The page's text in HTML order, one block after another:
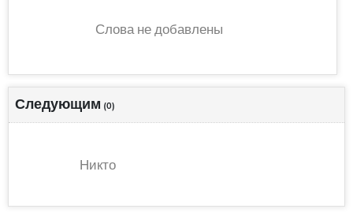
Слова не добавлены
Следующим (0)
Никто